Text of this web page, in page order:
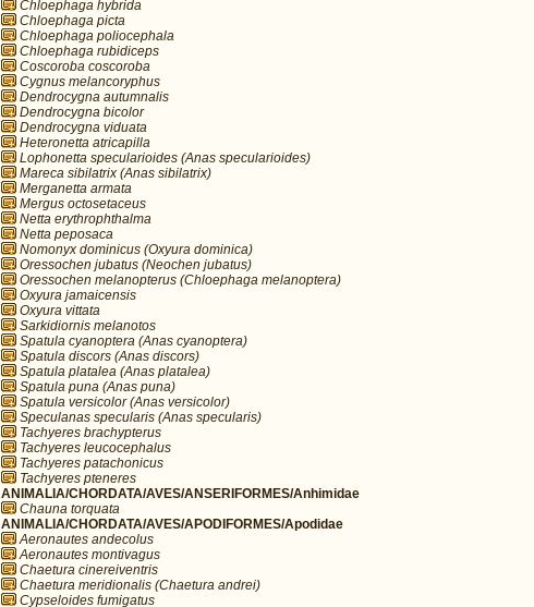
Chloephaga hybrida
Chloephaga picta
Chloephaga poliocephala
Chloephaga rubidiceps
Coscoroba coscoroba
Cygnus melancoryphus
Dendrocygna autumnalis
Dendrocygna bicolor
Dendrocygna viduata
Heteronetta atricapilla
Lophonetta specularioides (Anas specularioides)
Mareca sibilatrix (Anas sibilatrix)
Merganetta armata
Mergus octosetaceus
Netta erythrophthalma
Netta peposaca
Nomonyx dominicus (Oxyura dominica)
Oressochen jubatus (Neochen jubatus)
Oressochen melanopterus (Chloephaga melanoptera)
Oxyura jamaicensis
Oxyura vittata
Sarkidiornis melanotos
Spatula cyanoptera (Anas cyanoptera)
Spatula discors (Anas discors)
Spatula platalea (Anas platalea)
Spatula puna (Anas puna)
Spatula versicolor (Anas versicolor)
Speculanas specularis (Anas specularis)
Tachyeres brachypterus
Tachyeres leucocephalus
Tachyeres patachonicus
Tachyeres pteneres
ANIMALIA/CHORDATA/AVES/ANSERIFORMES/Anhimidae
Chauna torquata
ANIMALIA/CHORDATA/AVES/APODIFORMES/Apodidae
Aeronautes andecolus
Aeronautes montivagus
Chaetura cinereiventris
Chaetura meridionalis (Chaetura andrei)
Cypseloides fumigatus